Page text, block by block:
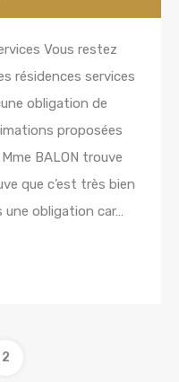
Vous restez
résidences services
obligation de
proposées
BALON trouve
que c’est très bien
obligation car…
2